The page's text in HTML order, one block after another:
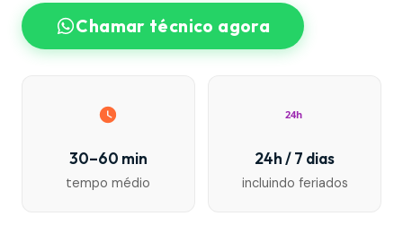
Chamar técnico agora
30–60 min
tempo médio
24h
24h / 7 dias
incluindo feriados